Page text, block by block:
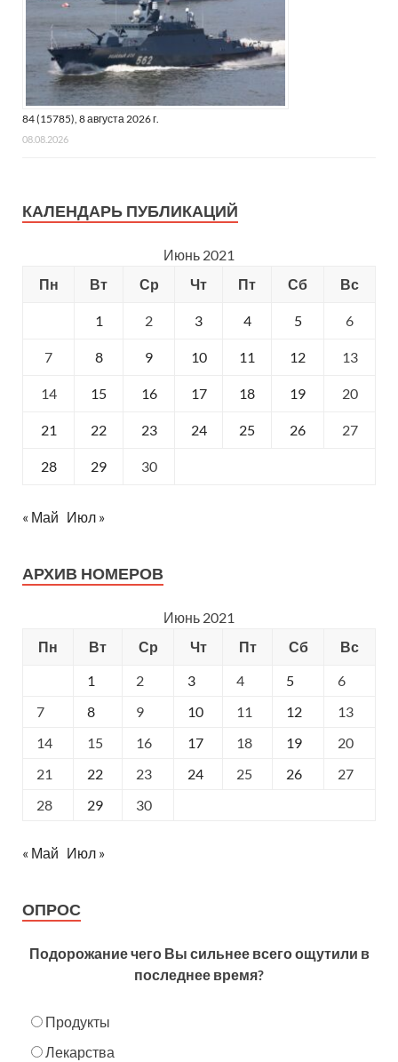
84 (15785), 8 августа 2026 г.
08.08.2026
КАЛЕНДАРЬ ПУБЛИКАЦИЙ
Июнь 2021
Пн
Вт Ср Чт Пт Сб Вс
1 2 3 4 5 6
7 8 9 10 11 12 13
14 15 16 17 18 19 20
21 22 23 24 25 26 27
28 29 30
« Май Июл »
АРХИВ НОМЕРОВ
Июнь 2021
Пн
Вт Ср Чт Пт Сб
Вс
1
2 3 4 5
6
7
8 9 10 11 12
13
14
15 16 17 18 19
20
21
22 23 24 25 26
27
28
29 30
« Май Июл »
ОПРОС
Подорожание чего Вы сильнее всего ощутили в
последнее время?
Продукты
Лекарства